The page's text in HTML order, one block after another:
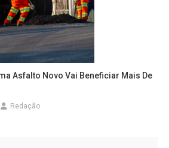
Asfalto Novo Vai Beneficiar Mais De
Redação